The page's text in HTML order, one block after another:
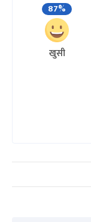
87%
खुसी